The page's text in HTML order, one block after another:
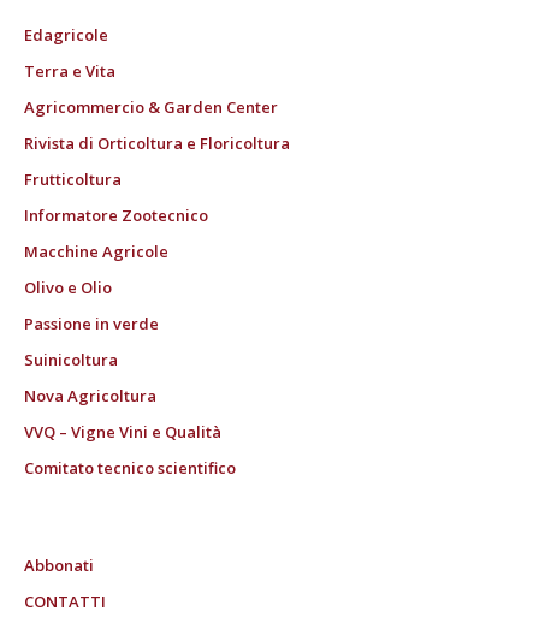
Edagricole
Terra e Vita
Agricommercio & Garden Center
Rivista di Orticoltura e Floricoltura
Frutticoltura
Informatore Zootecnico
Macchine Agricole
Olivo e Olio
Passione in verde
Suinicoltura
Nova Agricoltura
VVQ – Vigne Vini e Qualità
Comitato tecnico scientifico
Abbonati
CONTATTI